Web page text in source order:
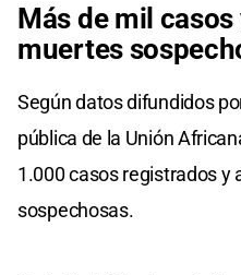
Más de mil
muertes
Según datos difundidos
pública de la Unión
1.000 casos registrados y
sospechosas.